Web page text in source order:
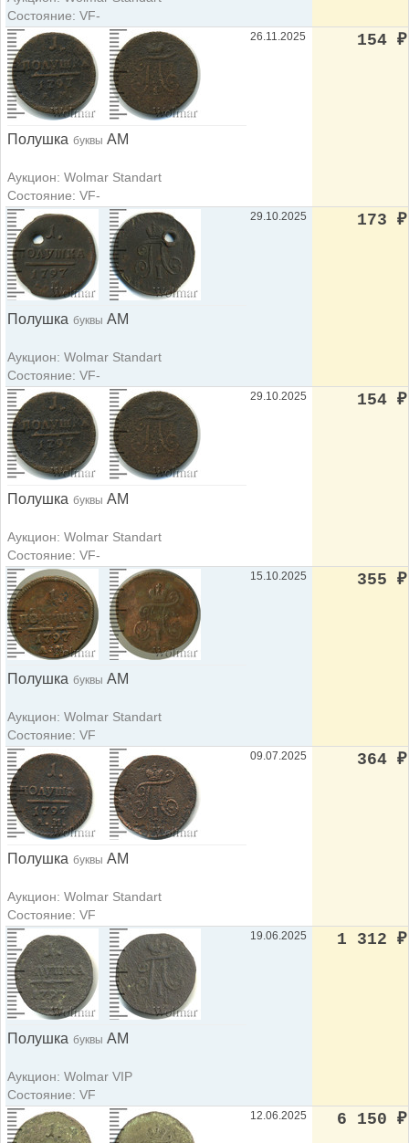
Состояние: VF-
Полушка буквы АМ
Аукцион: Wolmar Standart
Состояние: VF-
26.11.2025 154 ₽
Полушка буквы АМ
Аукцион: Wolmar Standart
Состояние: VF-
29.10.2025 173 ₽
Полушка буквы АМ
Аукцион: Wolmar Standart
Состояние: VF-
29.10.2025 154 ₽
Полушка буквы АМ
Аукцион: Wolmar Standart
Состояние: VF
15.10.2025 355 ₽
Полушка буквы АМ
Аукцион: Wolmar Standart
Состояние: VF
09.07.2025 364 ₽
Полушка буквы АМ
Аукцион: Wolmar VIP
Состояние: VF
19.06.2025 1 312 ₽
12.06.2025 6 150 ₽